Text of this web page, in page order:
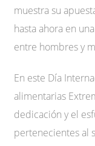
muestra su
hasta ahora en
entre hombres y
En este Día
alimentarias
dedicación y el
pertenecientes al